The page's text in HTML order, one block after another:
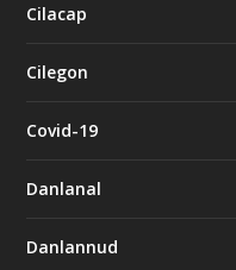
Cilacap
Cilegon
Covid-19
Danlanal
Danlannud